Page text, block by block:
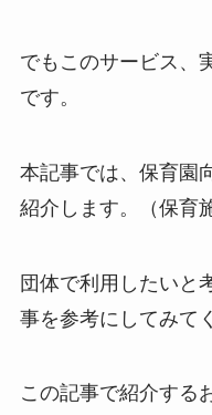
でもこのサービス、
です。
本記事では、保育園
紹介します。（保育
団体で利用したいと
事を参考にしてみて
この記事で紹介する